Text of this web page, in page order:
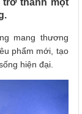
thành một
mang thương
phẩm mới, tạo
hiện đại.